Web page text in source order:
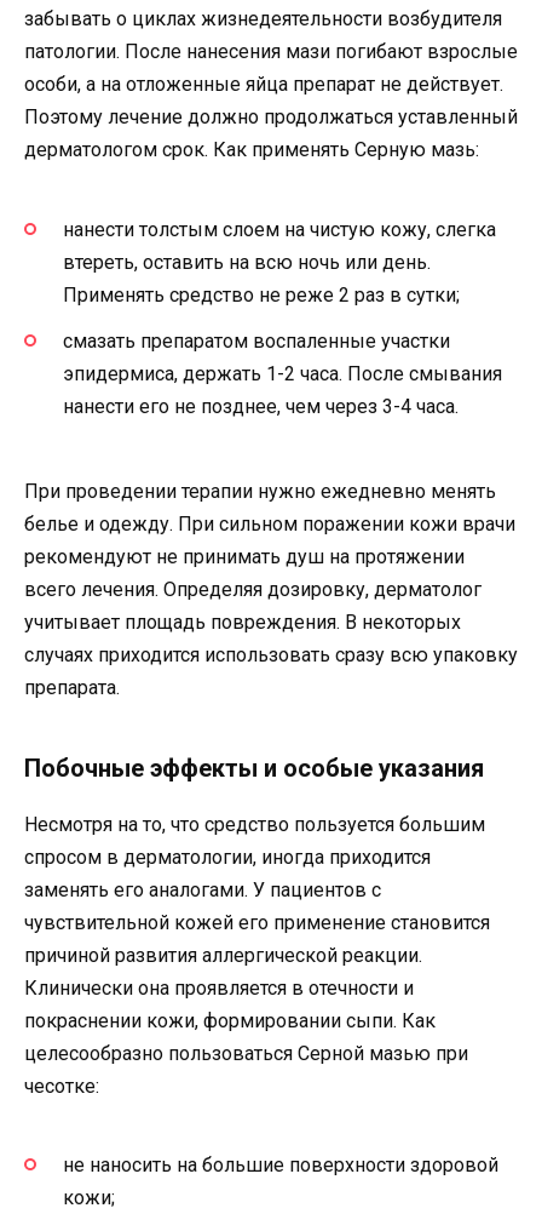
забывать о циклах жизнедеятельности возбудителя
патологии. После нанесения мази погибают взрослые
особи, а на отложенные яйца препарат не действует.
Поэтому лечение должно продолжаться уставленный
дерматологом срок. Как применять Серную мазь:
нанести толстым слоем на чистую кожу, слегка
втереть, оставить на всю ночь или день.
Применять средство не реже 2 раз в сутки;
смазать препаратом воспаленные участки
эпидермиса, держать 1-2 часа. После смывания
нанести его не позднее, чем через 3-4 часа.
При проведении терапии нужно ежедневно менять
белье и одежду. При сильном поражении кожи врачи
рекомендуют не принимать душ на протяжении
всего лечения. Определяя дозировку, дерматолог
учитывает площадь повреждения. В некоторых
случаях приходится использовать сразу всю упаковку
препарата.
Побочные эффекты и особые указания
Несмотря на то, что средство пользуется большим
спросом в дерматологии, иногда приходится
заменять его аналогами. У пациентов с
чувствительной кожей его применение становится
причиной развития аллергической реакции.
Клинически она проявляется в отечности и
покраснении кожи, формировании сыпи. Как
целесообразно пользоваться Серной мазью при
чесотке:
не наносить на большие поверхности здоровой
кожи;